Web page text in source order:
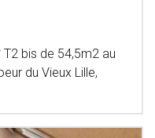
T2 bis de 54,5m2 au
du Vieux Lille,